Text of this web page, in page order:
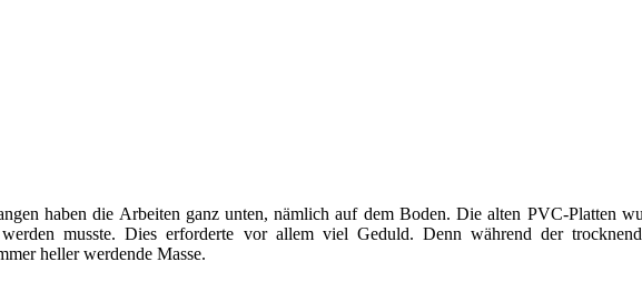
haben die Arbeiten ganz unten, nämlich auf dem Boden. Die alten PVC-Platten
musste. Dies erforderte vor allem viel Geduld. Denn während der
heller werdende Masse.